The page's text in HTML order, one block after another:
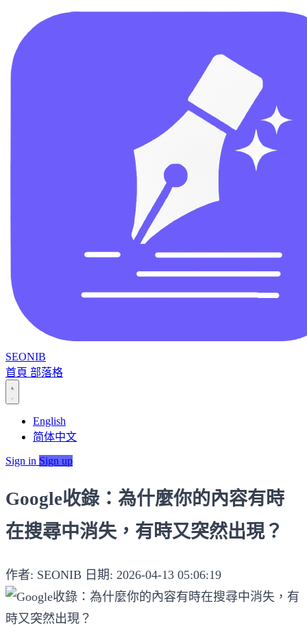
SEONIB
首頁 部落格
English
简体中文
Sign in Sign up
Google收錄：為什麼你的內容有時
在搜尋中消失，有時又突然出現？
作者: SEONIB 日期: 2026-04-13 05:06:19